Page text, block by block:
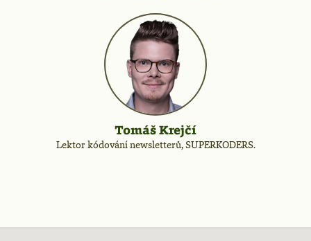
Tomáš Krejčí
Lektor kódování newsletterů, SUPERKODERS.